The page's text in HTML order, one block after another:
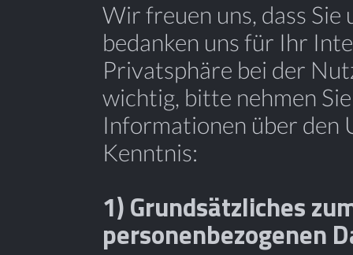
Wir freuen uns, dass
bedanken uns für Ihr
Privatsphäre bei der
wichtig, bitte nehmen
Informationen über den
Kenntnis:
1) Grundsätzliches
personenbezogenen